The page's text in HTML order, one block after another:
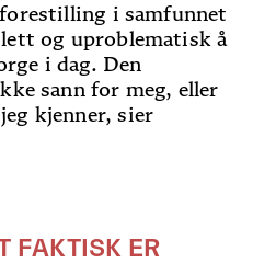
i samfunnet
og uproblematisk å
i dag. Den
sann for meg, eller
kjenner, sier
FAKTISK ER